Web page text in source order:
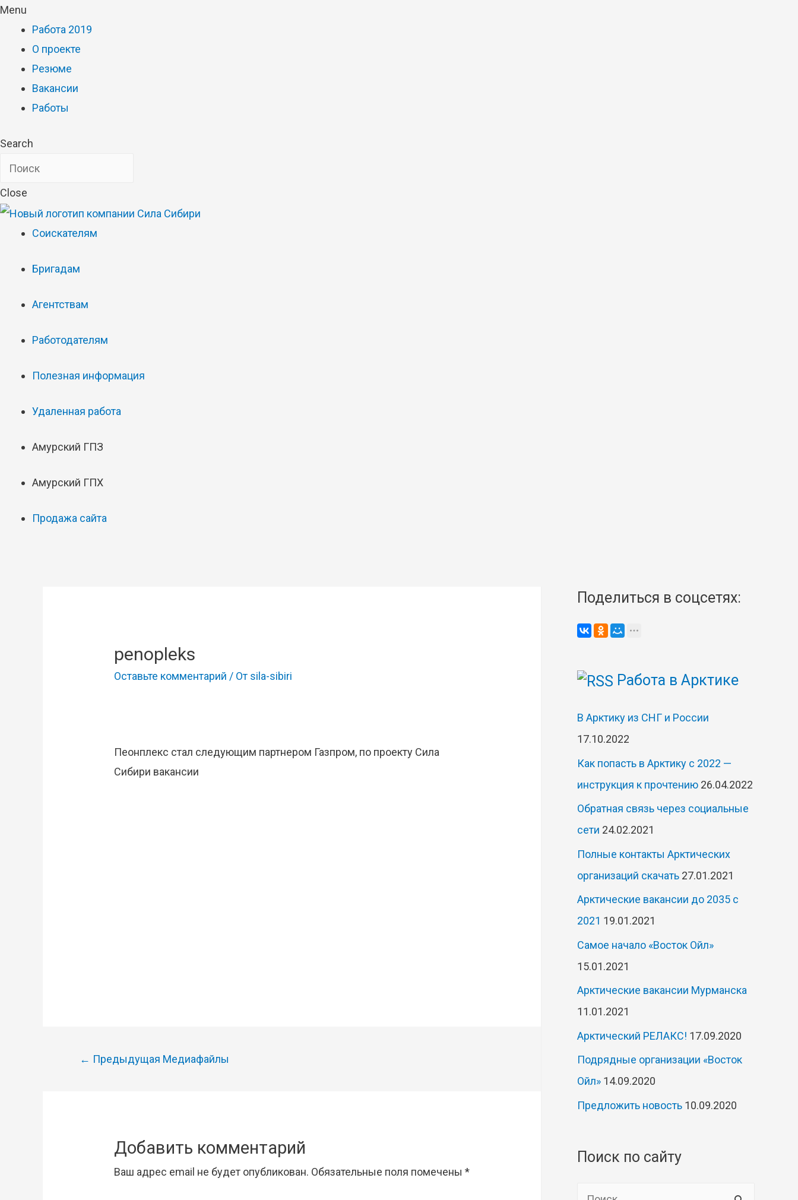
Menu
Работа 2019
О проекте
Резюме
Вакансии
Работы
Search
Close
Соискателям
Бригадам
Агентствам
Работодателям
Полезная информация
Удаленная работа
Амурский ГПЗ
Амурский ГПХ
Продажа сайта
penopleks
Оставьте комментарий / От sila-sibiri
Пеонплекс стал следующим партнером Газпром, по проекту Сила
Сибири вакансии
Навигация
← Предыдущая Медиафайлы
Добавить комментарий
Ваш адрес email не будет опубликован. Обязательные поля помечены*
Поделиться в соцсетях:
Работа в Арктике
В Арктику из СНГ и России
17.10.2022
Как попасть в Арктику с 2022 —
инструкция к прочтению 26.04.2022
Обратная связь через социальные
сети 24.02.2021
Полные контакты Арктических
организаций скачать 27.01.2021
Арктические вакансии до 2035 с
2021 19.01.2021
Самое начало «Восток Ойл»
15.01.2021
Арктические вакансии Мурманска
11.01.2021
Арктический РЕЛАКС! 17.09.2020
Подрядные организации «Восток
Ойл» 14.09.2020
Предложить новость 10.09.2020
Поиск по сайту